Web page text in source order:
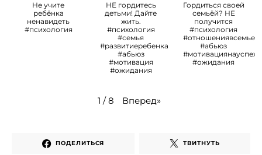
Не учите
ребёнка
ненавидеть
#психология
НЕ гордитесь
детьми! Дайте
жить.
#психология
#семья
#развитиеребенка
#абьюз
#мотивация
#ожидания
Гордиться своей
семьёй? НЕ
получится
#психология
#отношениявсемье
#абьюз
#мотивациянауспех
#ожидания
1 / 8 Вперед»
ПОДЕЛИТЬСЯ ТВИТНУТЬ